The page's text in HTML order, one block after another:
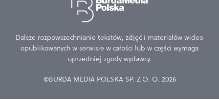
Dalsze rozpowszechnianie tekstów, zdjęć i materiałów wideo
opublikowanych w serwisie w całości lub w części wymaga
uprzedniej zgody wydawcy.
©BURDA MEDIA POLSKA SP. Z O. O. 2026